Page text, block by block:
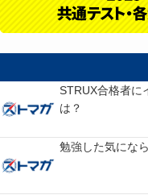
STRUX合格者に
は？
勉強した気にな